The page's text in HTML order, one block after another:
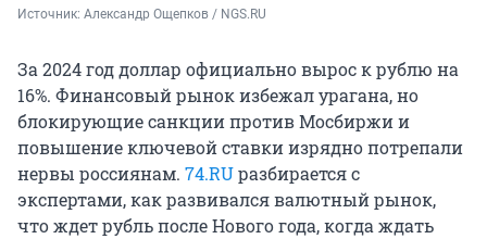
Источник: Александр Ощепков / NGS.RU
За 2024 год доллар официально вырос к рублю на
16%. Финансовый рынок избежал урагана, но
блокирующие санкции против Мосбиржи и
повышение ключевой ставки изрядно потрепали
нервы россиянам. 74.RUразбирается с
экспертами, как развивался валютный рынок,
что ждет рубль после Нового года, когда ждать